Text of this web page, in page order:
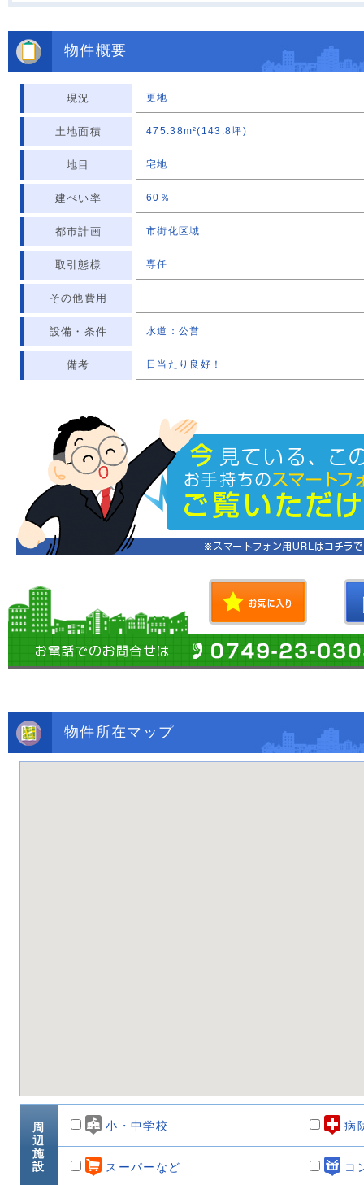
物件概要
現況 更地
土地面積 475.38m²(143.8坪)
地目 宅地
建ぺい率 60％
都市計画 市街化区域
取引態様 専任
その他費用 -
設備・条件 水道：公営
備考 日当たり良好！
物件所在マップ
周
辺
施
設
小・中学校 病
スーパーなど コ